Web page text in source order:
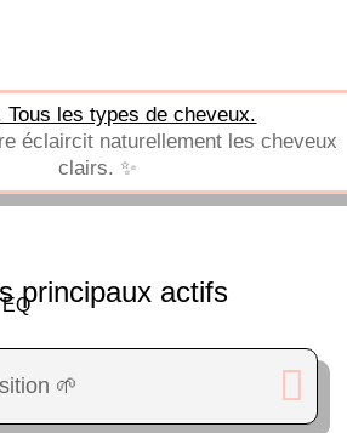
Tous les types de cheveux.
éclaircit naturellement les cheveux
clairs. ✨
principaux actifs
🌱